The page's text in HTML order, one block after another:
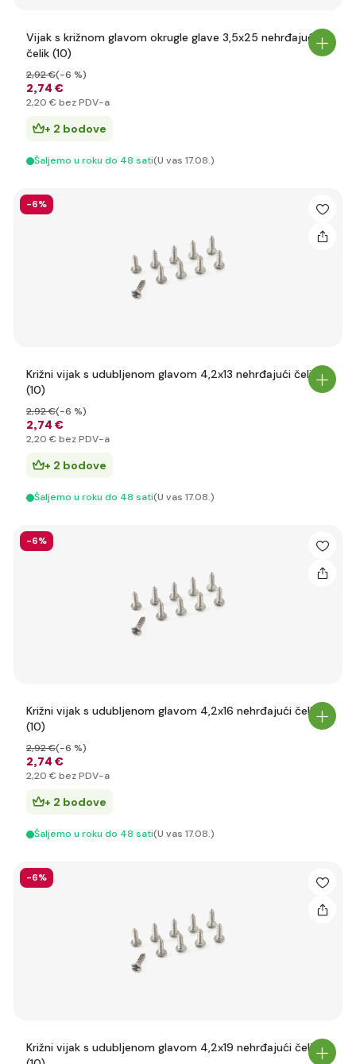
Vijak s križnom glavom okrugle glave 3,5x25 nehrđajući
čelik (10)
2,74 €
2,92 €(-6 %)
2,20 € bez PDV-a
+ 2 bodove
Šaljemo u roku do 48 sati(U vas 17.08.)
-6%
Križni vijak s udubljenom glavom 4,2x13 nehrđajući čelik
(10)
2,74 €
2,92 €(-6 %)
2,20 € bez PDV-a
+ 2 bodove
Šaljemo u roku do 48 sati(U vas 17.08.)
-6%
Križni vijak s udubljenom glavom 4,2x16 nehrđajući čelik
(10)
2,74 €
2,92 €(-6 %)
2,20 € bez PDV-a
+ 2 bodove
Šaljemo u roku do 48 sati(U vas 17.08.)
-6%
Križni vijak s udubljenom glavom 4,2x19 nehrđajući čelik